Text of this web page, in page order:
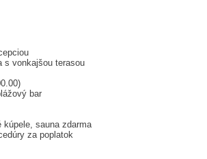
s vonkajšou terasou
bar
kúpele, sauna zdarma
za poplatok